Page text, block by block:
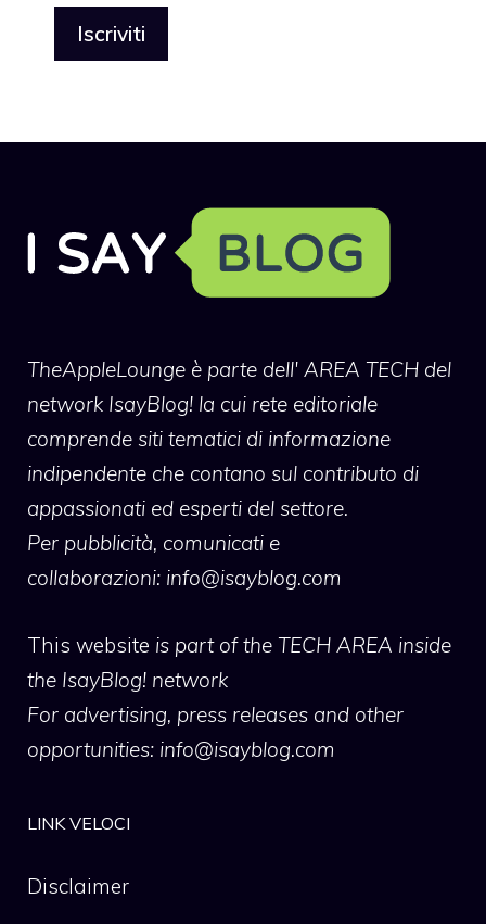
TheAppleLounge è parte dell' AREA TECH del
network IsayBlog! la cui rete editoriale
comprende siti tematici di informazione
indipendente che contano sul contributo di
appassionati ed esperti del settore.
Per pubblicità, comunicati e
collaborazioni: info@isayblog.com
This website is part of the TECH AREA inside
the IsayBlog! network
For advertising, press releases and other
opportunities: info@isayblog.com
LINK VELOCI
Disclaimer